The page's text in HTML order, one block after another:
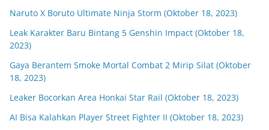
Naruto X Boruto Ultimate Ninja Storm (Oktober 18, 2023)
Leak Karakter Baru Bintang 5 Genshin Impact (Oktober 18,
2023)
Gaya Berantem Smoke Mortal Combat 2 Mirip Silat (Oktober
18, 2023)
Leaker Bocorkan Area Honkai Star Rail (Oktober 18, 2023)
AI Bisa Kalahkan Player Street Fighter II (Oktober 18, 2023)